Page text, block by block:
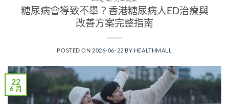
糖尿病會導致不舉？香港糖尿病人ED治療與
改善方案完整指南
POSTED ON 2026-06-22 BY HEALTHMALL
22
6 月